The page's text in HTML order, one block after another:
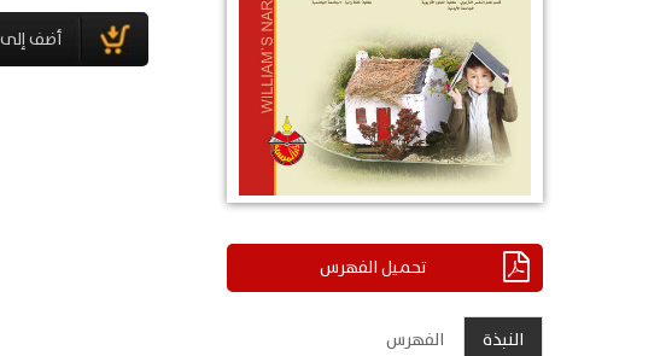
تحميل الفهرس
النبذة الفهرس